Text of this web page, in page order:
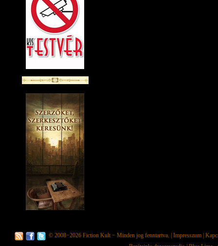
© 2008−2026 Fiction Kult − Minden jog fenntartva. | Impresszum